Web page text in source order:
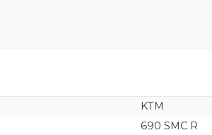
KTM
690 SMC R